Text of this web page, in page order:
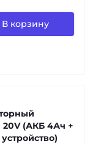
В корзину
20V (АКБ 4Ач +